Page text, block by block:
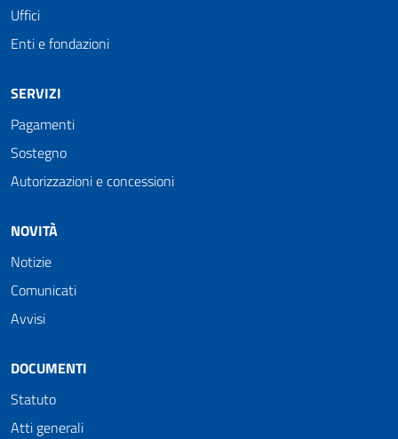
Uffici
Enti e fondazioni
SERVIZI
Pagamenti
Sostegno
Autorizzazioni e concessioni
NOVITÀ
Notizie
Comunicati
Avvisi
DOCUMENTI
Statuto
Atti generali